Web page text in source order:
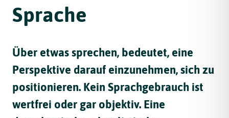
Sprache
Über etwas sprechen, bedeutet, eine
Perspektive darauf einzunehmen, sich zu
positionieren. Kein Sprachgebrauch ist
wertfrei oder gar objektiv. Eine